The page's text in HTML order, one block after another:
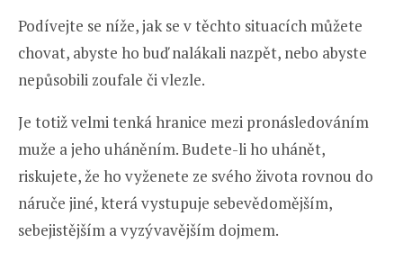
Podívejte se níže, jak se v těchto situacích můžete
chovat, abyste ho buď nalákali nazpět, nebo abyste
nepůsobili zoufale či vlezle.
Je totiž velmi tenká hranice mezi pronásledováním
muže a jeho uháněním. Budete-li ho uhánět,
riskujete, že ho vyženete ze svého života rovnou do
náruče jiné, která vystupuje sebevědomějším,
sebejistějším a vyzývavějším dojmem.